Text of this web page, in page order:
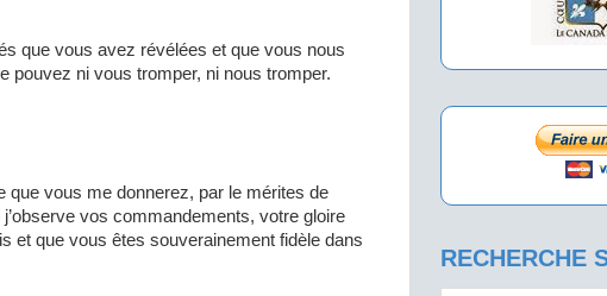
que vous avez révélées et que vous nous
pouvez ni vous tromper, ni nous tromper.
que vous me donnerez, par le mérites de
vos commandements, votre gloire
et que vous êtes souverainement fidèle dans
RECHERCHE